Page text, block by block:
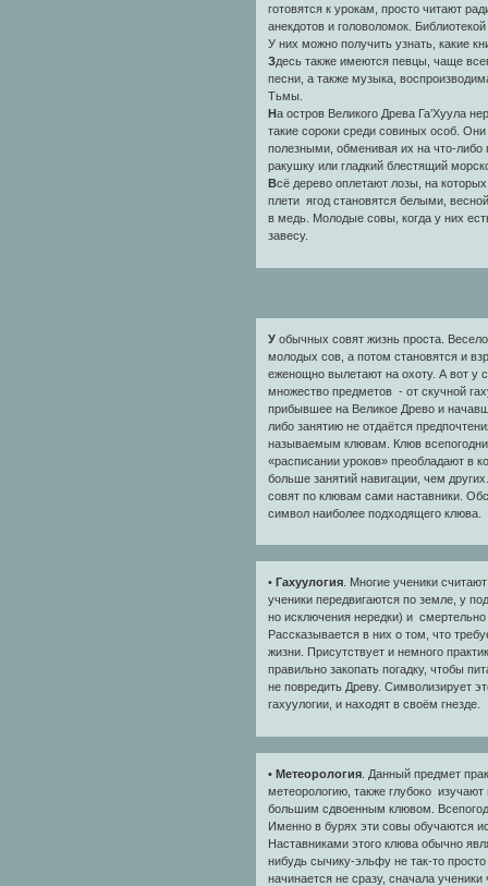
готовятся к урокам, просто читают
анекдотов и головоломок.
У них можно получить узнать, какие
Здесь также имеются певцы, чаще
песни, а также музыка,
Тьмы.
На остров Великого Древа Га’Хуула
такие сороки среди совиных особ.
полезными, обменивая их на что-
ракушку или гладкий блестящий
Всё дерево оплетают лозы, на
плети ягод становятся белыми,
в медь. Молодые совы, когда у них
завесу.
Уобычных совят жизнь проста.
молодых сов, а потом становятся и
еженощно вылетают на охоту. А вот у
множество предметов - от скучной
прибывшее на Великое Древо и
либо занятию не отдаётся
называемым клювам. Клюв
«расписании уроков» преобладают в
больше занятий навигации, чем
совят по клювам сами наставники.
символ наиболее подходящего клюва.
• Гахуулогия. Многие ученики
ученики передвигаются по земле, у
но исключения нередки) и
Рассказывается в них о том, что
жизни. Присутствует и немного
правильно закопать погадку, чтобы
не повредить Древу. Символизирует
гахуулогии, и находят в своём гнезде.
• Метеорология. Данный предмет
метеорологию, также глубоко
большим сдвоенным клювом.
Именно в бурях эти совы обучаются
Наставниками этого клюва обычно
нибудь сычику-эльфу не так-то
начинается не сразу, сначала